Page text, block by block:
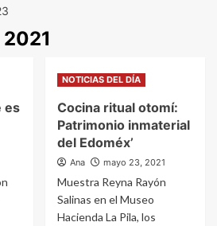
es
NOTICIAS DEL DÍA
Cocina ritual otomí:
Patrimonio inmaterial
del Edoméx’
Ana mayo 23, 2021
Muestra Reyna Rayón
Salinas en el Museo
Hacienda La Pila, los